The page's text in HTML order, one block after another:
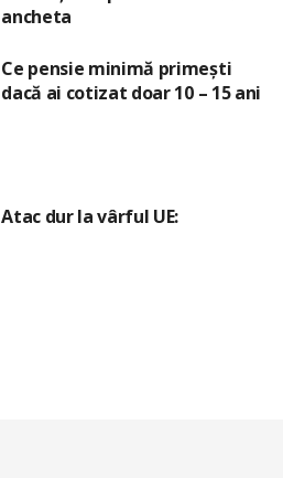
ancheta
Ce pensie minimă primești
dacă ai cotizat doar 10 – 15 ani
Atac dur la vârful UE: